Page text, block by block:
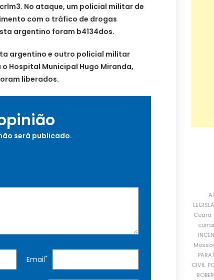
No ataque, um policial militar de
com o tráfico de drogas
argentino foram b4134dos.
argentino e outro policial militar
Hospital Municipal Hugo Miranda,
liberados.
será publicado.
Email*
Ceará
CIVIL